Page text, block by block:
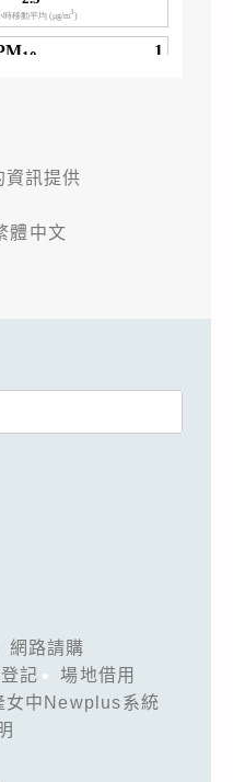
資訊提供
體中文
網路請購
記
場地借用
女中Newplus系統